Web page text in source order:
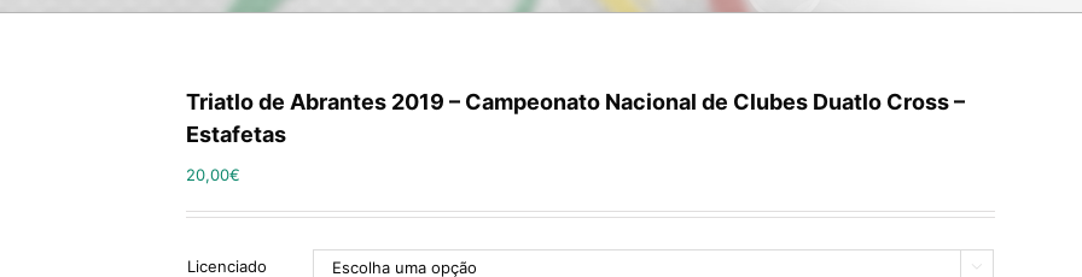
Triatlo de Abrantes 2019 – Campeonato Nacional de Clubes Duatlo Cross –
Estafetas
20,00€
Licenciado 